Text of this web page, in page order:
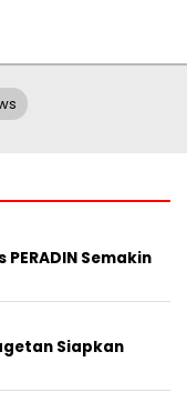
Semakin
Siapkan